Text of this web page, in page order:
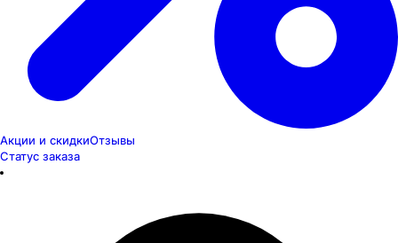
Акции и скидкиОтзывы
Статус заказа